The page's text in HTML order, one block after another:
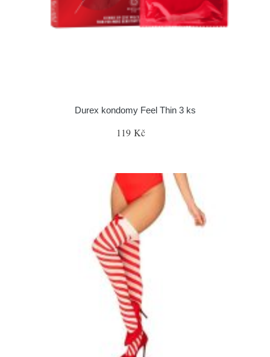
Durex kondomy Feel Thin 3 ks
119 Kč